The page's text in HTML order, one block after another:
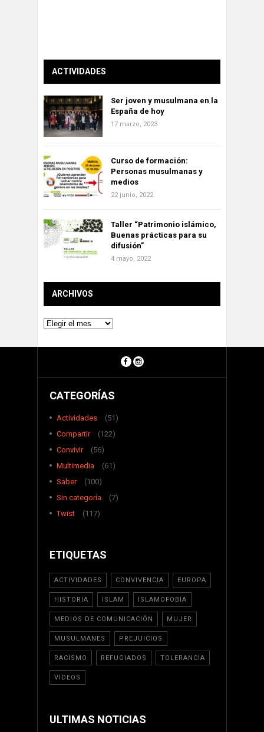
ACTIVIDADES
Ser joven y musulmana en la
España de hoy
17 marzo, 2023
Curso de formación:
Personas musulmanas y
medios
22 junio, 2022
Taller “Patrimonio islámico,
Buenas prácticas para su
difusión”
4 mayo, 2022
ARCHIVOS
Archivos
CATEGORÍAS
Actividades
(51)
Compartir
(122)
Convivir
(56)
Multimedia
(61)
Saber
(100)
Sin categoría
(7)
Twist
(117)
ETIQUETAS
ACTIVIDADES CONVIVENCIA EUROPA
HISTORIA ISLAM ISLAMOFOBIA
MEDIOS DE COMUNICACIÓN MUJER
MUSULMANES PREJUICIOS
RACISMO REFUGIADOS TOLERANCIA
VIDEOS
ULTIMAS NOTICIAS